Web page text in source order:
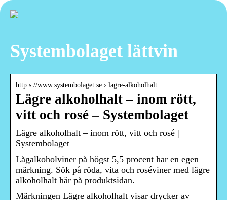
Systembolaget lättvin
http s://www.systembolaget.se › lagre-alkoholhalt
Lägre alkoholhalt – inom rött,
vitt och rosé – Systembolaget
Lägre alkoholhalt – inom rött, vitt och rosé |
Systembolaget
Lågalkoholviner på högst 5,5 procent har en egen
märkning. Sök på röda, vita och roséviner med lägre
alkoholhalt här på produktsidan.
Märkningen Lägre alkoholhalt visar drycker av